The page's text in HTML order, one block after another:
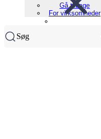
Gå tilbage
For virksomheder
Søg